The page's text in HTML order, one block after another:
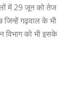
में 29 जून को तेज
जिन्हें गढ़वाल के भी
विभाग को भी इसके